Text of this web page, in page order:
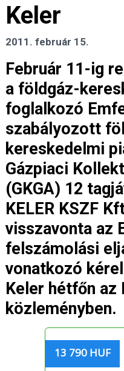
Keler
2011. február 15.
Február 11-ig
a földgáz-
foglalkozó
szabályozott
kereskedelmi
Gázpiaci
(GKGA) 12
KELER KSZF
visszavonta az
felszámolási
vonatkozó
Keler hétfőn
közleményben.
13 790 HUF